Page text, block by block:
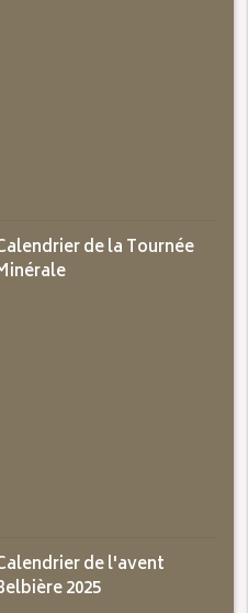
de la Tournée
de l'avent
2025